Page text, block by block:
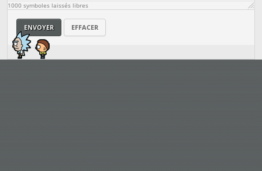
1000 symboles laissés libres
ENVOYER EFFACER